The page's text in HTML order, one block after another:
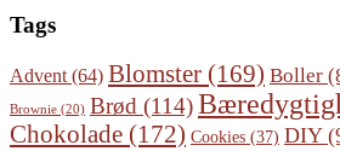
Tags
Advent(64) Blomster (169) Boller
Brownie (20) Brød (114)
Chokolade (172) Cookies (37) DIY